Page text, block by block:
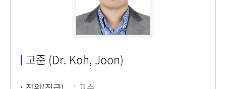
고준 (Dr. Koh, Joon)